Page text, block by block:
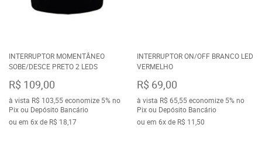
INTERRUPTOR MOMENTÂNEO
SOBE/DESCE PRETO 2 LEDS
R$ 109,00
à vista R$ 103,55economize 5%no
Pix ou Depósito Bancário
ou em 6xde R$ 18,17
INTERRUPTOR ON/OFF BRANCO LED
VERMELHO
R$ 69,00
à vista R$ 65,55economize 5%no
Pix ou Depósito Bancário
ou em 6xde R$ 11,50